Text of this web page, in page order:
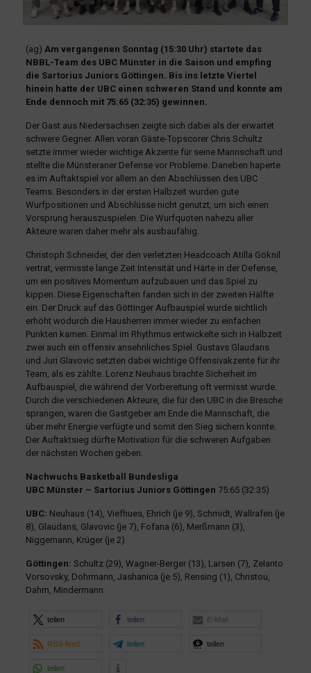
(ag) Am vergangenen Sonntag (15:30 Uhr) startete das
NBBL-Team des UBC Münster in die Saison und empfing
die Sartorius Juniors Göttingen. Bis ins letzte Viertel
hinein hatte der UBC einen schweren Stand und konnte am
Ende dennoch mit 75:65 (32:35) gewinnen.
Der Gast aus Niedersachsen zeigte sich dabei als der erwartet
schwere Gegner. Allen voran Gäste-Topscorer Chris Schultz
setzte immer wieder wichtige Akzente für seine Mannschaft und
stellte die Münsteraner Defense vor Probleme. Daneben haperte
es im Auftaktspiel vor allem an den Abschlüssen des UBC
Teams. Besonders in der ersten Halbzeit wurden gute
Wurfpositionen und Abschlüsse nicht genutzt, um sich einen
Vorsprung herauszuspielen. Die Wurfquoten nahezu aller
Akteure waren daher mehr als ausbaufähig.
Christoph Schneider, der den verletzten Headcoach Atilla Göknil
vertrat, vermisste lange Zeit Intensität und Härte in der Defense,
um ein positives Momentum aufzubauen und das Spiel zu
kippen. Diese Eigenschaften fanden sich in der zweiten Hälfte
ein. Der Druck auf das Göttinger Aufbauspiel wurde sichtlich
erhöht wodurch die Hausherren immer wieder zu einfachen
Punkten kamen. Einmal im Rhythmus entwickelte sich in Halbzeit
zwei auch ein offensiv ansehnliches Spiel. Gustavs Glaudans
und Juri Glavovic setzten dabei wichtige Offensivakzente für ihr
Team, als es zählte. Lorenz Neuhaus brachte Sicherheit im
Aufbauspiel, die während der Vorbereitung oft vermisst wurde.
Durch die verschiedenen Akteure, die für den UBC in die Bresche
sprangen, waren die Gastgeber am Ende die Mannschaft, die
über mehr Energie verfügte und somit den Sieg sichern konnte.
Der Auftaktsieg dürfte Motivation für die schweren Aufgaben
der nächsten Wochen geben.
Nachwuchs Basketball Bundesliga
UBC Münster – Sartorius Juniors Göttingen 75:65 (32:35)
UBC: Neuhaus (14), Viefhues, Ehrich (je 9), Schmidt, Wallrafen (je
8), Glaudans, Glavovic (je 7), Fofana (6), Merßmann (3),
Niggemann, Krüger (je 2)
Göttingen: Schultz (29), Wagner-Berger (13), Larsen (7), Zelanto
Vorsovsky, Dohrmann, Jashanica (je 5), Rensing (1), Christou,
Dahm, Mindermann
teilen teilen E-Mail
RSS-feed teilen teilen
teilen